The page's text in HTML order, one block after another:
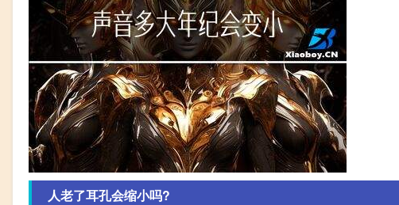
人老了耳孔会缩小吗?